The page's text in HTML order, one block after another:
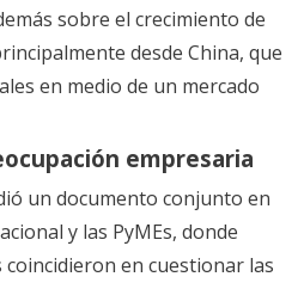
sobre el crecimiento de
desde China, que
en medio de un mercado
empresaria
un documento conjunto en
y las PyMEs, donde
en cuestionar las